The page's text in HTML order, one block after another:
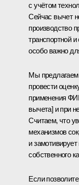
с учётом
Сейчас вычет
производство
транспортной и
особо важно
Мы предлагаем
провести
применения
вычета] и при
Считаем, что
механизмов
и
собственного
Если